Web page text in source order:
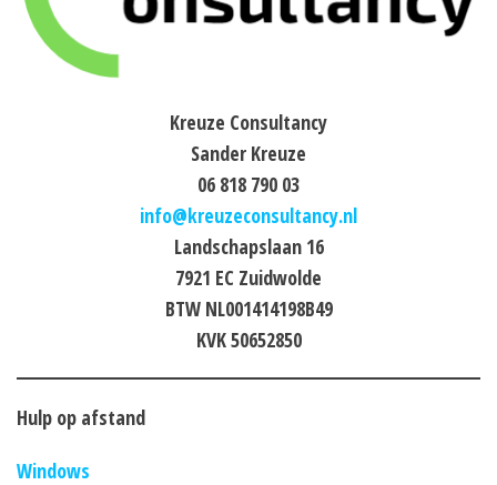
Kreuze Consultancy
Sander Kreuze
06 818 790 03
info@kreuzeconsultancy.nl
Landschapslaan 16
7921 EC Zuidwolde
BTW NL001414198B49
KVK 50652850
Hulp op afstand
Windows